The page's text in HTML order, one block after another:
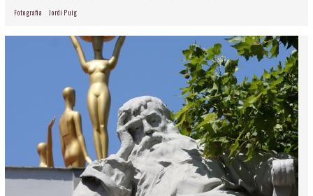
Fotografia Jordi Puig